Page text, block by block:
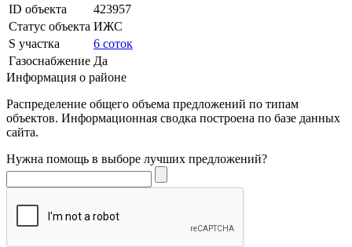
ID объекта
423957
Статус объекта ИЖС
S участка
6 соток
Газоснабжение Да
Информация о районе
Распределение общего объема предложений по типам
объектов. Информационная сводка построена по базе данных
сайта.
Нужна помощь в выборе лучших предложений?